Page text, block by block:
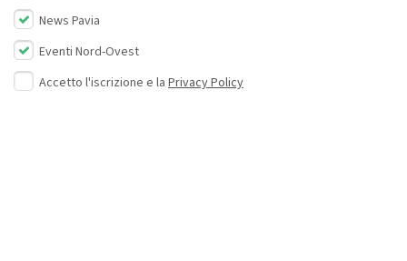
News Pavia
Eventi Nord-Ovest
Accetto l'iscrizione e la Privacy Policy